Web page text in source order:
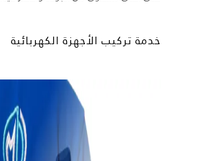
خدمة تركيب الأجهزة الكهربائية